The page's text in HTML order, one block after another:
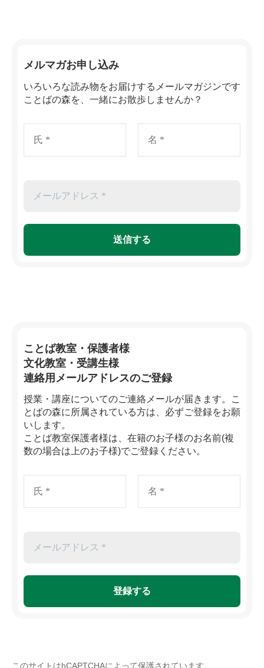
メルマガお申し込み
いろいろな読み物をお届けするメールマガジンです
ことばの森を、一緒にお散歩しませんか？
ことば教室・保護者様
文化教室・受講生様
連絡用メールアドレスのご登録
授業・講座についてのご連絡メールが届きます。こ
とばの森に所属されている方は、必ずご登録をお願
いします。
ことば教室保護者様は、在籍のお子様のお名前(複
数の場合は上のお子様)でご登録ください。
このサイトはhCAPTCHAによって保護されています。